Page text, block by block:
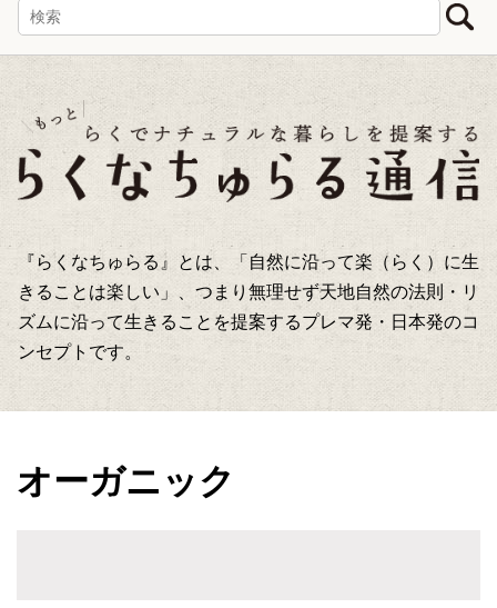
『らくなちゅらる』とは、「自然に沿って楽（らく）に生
きることは楽しい」、つまり無理せず天地自然の法則・リ
ズムに沿って生きることを提案するプレマ発・日本発のコ
ンセプトです。
オーガニック